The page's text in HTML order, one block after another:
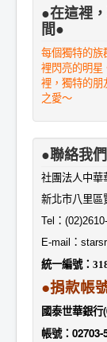
●在這裡
間●
每個獨特的族
裡閃亮的明星
裡，獨特的朋
之愛～
●聯絡我
社團法人中華
新北市八里區
Tel ：
E-mail ：
統一編號：
●捐款帳
國泰世華銀行
帳號：